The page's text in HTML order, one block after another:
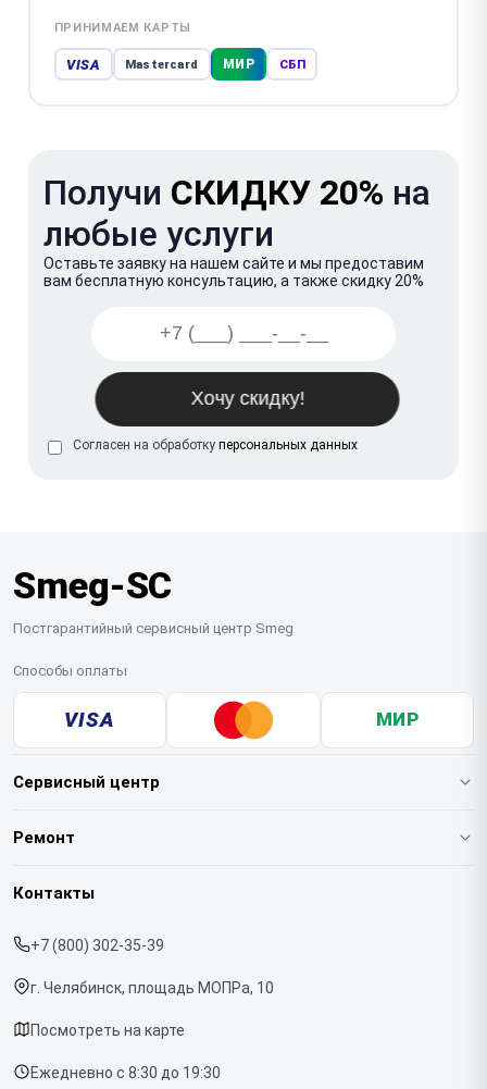
ПРИНИМАЕМ КАРТЫ
VISA Mastercard МИР СБП
Получи СКИДКУ 20% на
любые услуги
Оставьте заявку на нашем сайте и мы предоставим
вам бесплатную консультацию, а также скидку 20%
Согласен на обработку персональных данных
Smeg-SC
Постгарантийный сервисный центр Smeg
Способы оплаты
VISA МИР
Сервисный центр
О нашем сервисе
Срочный ремонт
Доставка и способы оплаты
Диагностика
Контакты
Ремонт
Кофемашин
Контакты
+7 (800) 302-35-39
г. Челябинск, площадь МОПРа, 10
Посмотреть на карте
Ежедневно с 8:30 до 19:30